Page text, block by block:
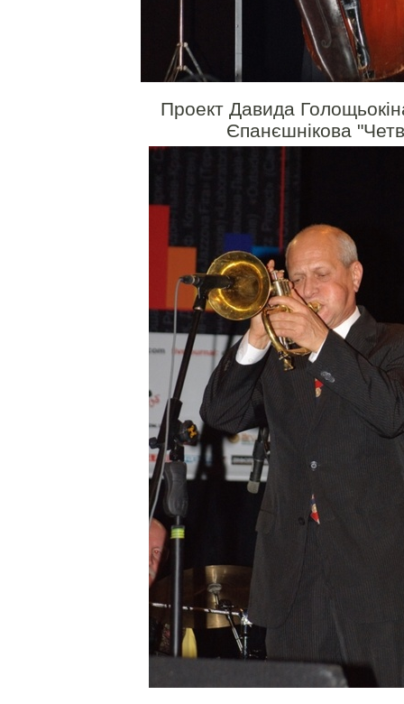
Проект Давида
Єпанєшнікова